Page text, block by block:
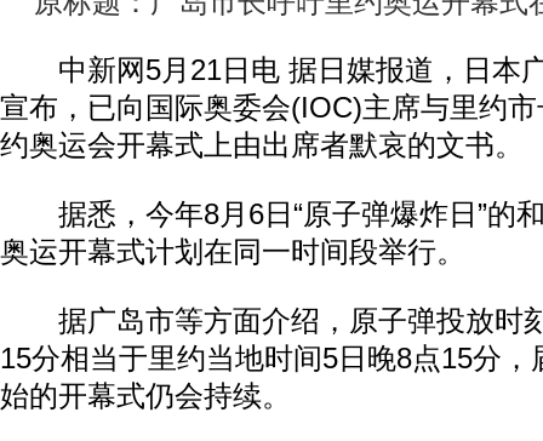
中新网5月21日电 据日媒报道，日本
宣布，已向国际奥委会(IOC)主席与里约
约奥运会开幕式上由出席者默哀的文书。
据悉，今年8月6日“原子弹爆炸日”的
奥运开幕式计划在同一时间段举行。
据广岛市等方面介绍，原子弹投放时
15分相当于里约当地时间5日晚8点15分
始的开幕式仍会持续。